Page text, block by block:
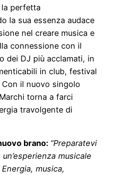
la perfetta
la sua essenza audace
nel creare musica e
connessione con il
dei DJ più acclamati, in
in club, festival
il nuovo singolo
torna a farci
travolgente di
brano: “Preparatevi
musicale
musica,